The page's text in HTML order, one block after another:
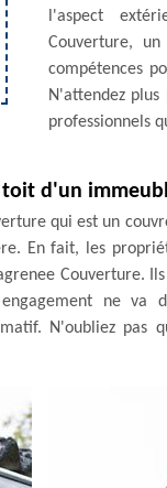
l'aspect
Couverture,
compétences
N'attendez
professionnels
toit d'un
qui est un
En fait, les
Couverture.
ne va
N'oubliez pas